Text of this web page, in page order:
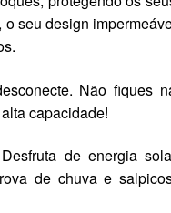
seu design
Não fiques
capacidade!
de energia
de chuva e